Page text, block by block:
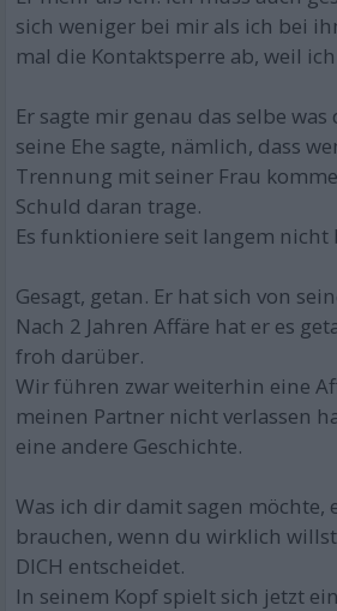
sich weniger bei mir als ich bei
mal die Kontaktsperre ab, weil
Er sagte mir genau das selbe
seine Ehe sagte, nämlich, dass
Trennung mit seiner Frau
Schuld daran trage.
Es funktioniere seit langem nicht
Gesagt, getan. Er hat sich von
Nach 2 Jahren Affäre hat er es
froh darüber.
Wir führen zwar weiterhin eine
meinen Partner nicht verlassen
eine andere Geschichte.
Was ich dir damit sagen möchte,
brauchen, wenn du wirklich
DICH entscheidet.
In seinem Kopf spielt sich jetzt